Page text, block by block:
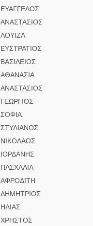
ΕΥΑΓΓΕΛΟΣ
ΑΝΑΣΤΑΣΙΟΣ
ΛΟΥΙΖΑ
ΕΥΣΤΡΑΤΙΟΣ
ΒΑΣΙΛΕΙΟΣ
ΑΘΑΝΑΣΙΑ
ΑΝΑΣΤΑΣΙΟΣ
ΓΕΩΡΓΙΟΣ
ΣΟΦΙΑ
ΣΤΥΛΙΑΝΟΣ
ΝΙΚΟΛΑΟΣ
ΙΟΡΔΑΝΗΣ
ΠΑΣΧΑΛΙΑ
ΑΦΡΟΔΙΤΗ
ΔΗΜΗΤΡΙΟΣ
ΗΛΙΑΣ
ΧΡΗΣΤΟΣ